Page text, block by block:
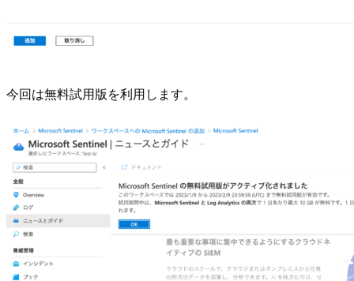
今回は無料試用版を利用します。